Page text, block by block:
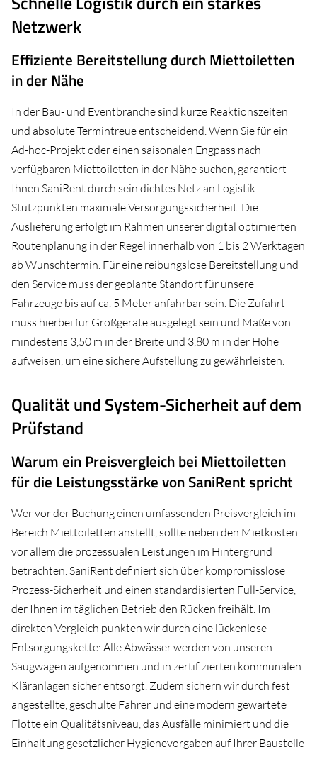
Netzwerk
Effiziente Bereitstellung durch Miettoiletten
in der Nähe
In der Bau- und Eventbranche sind kurze Reaktionszeiten
und absolute Termintreue entscheidend. Wenn Sie für ein
Ad-hoc-Projekt oder einen saisonalen Engpass nach
verfügbaren Miettoiletten in der Nähe suchen, garantiert
Ihnen SaniRent durch sein dichtes Netz an Logistik-
Stützpunkten maximale Versorgungssicherheit. Die
Auslieferung erfolgt im Rahmen unserer digital optimierten
Routenplanung in der Regel innerhalb von 1 bis 2 Werktagen
ab Wunschtermin. Für eine reibungslose Bereitstellung und
den Service muss der geplante Standort für unsere
Fahrzeuge bis auf ca. 5 Meter anfahrbar sein. Die Zufahrt
muss hierbei für Großgeräte ausgelegt sein und Maße von
mindestens 3,50 m in der Breite und 3,80 m in der Höhe
aufweisen, um eine sichere Aufstellung zu gewährleisten.
Qualität und System-Sicherheit auf dem
Prüfstand
Warum ein Preisvergleich bei Miettoiletten
für die Leistungsstärke von SaniRent spricht
Wer vor der Buchung einen umfassenden Preisvergleich im
Bereich Miettoiletten anstellt, sollte neben den Mietkosten
vor allem die prozessualen Leistungen im Hintergrund
betrachten. SaniRent definiert sich über kompromisslose
Prozess-Sicherheit und einen standardisierten Full-Service,
der Ihnen im täglichen Betrieb den Rücken freihält. Im
direkten Vergleich punkten wir durch eine lückenlose
Entsorgungskette: Alle Abwässer werden von unseren
Saugwagen aufgenommen und in zertifizierten kommunalen
Kläranlagen sicher entsorgt. Zudem sichern wir durch fest
angestellte, geschulte Fahrer und eine modern gewartete
Flotte ein Qualitätsniveau, das Ausfälle minimiert und die
Einhaltung gesetzlicher Hygienevorgaben auf Ihrer Baustelle